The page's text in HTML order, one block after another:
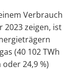
Verbrauch
2023 zeigen, ist
(40 102 TWh
24,9 %)